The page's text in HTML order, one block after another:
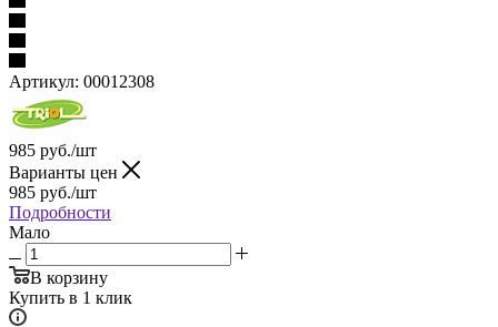
Артикул: 00012308
985 руб./шт
Варианты цен
985 руб./шт
Подробности
Мало
В корзину
Купить в 1 клик